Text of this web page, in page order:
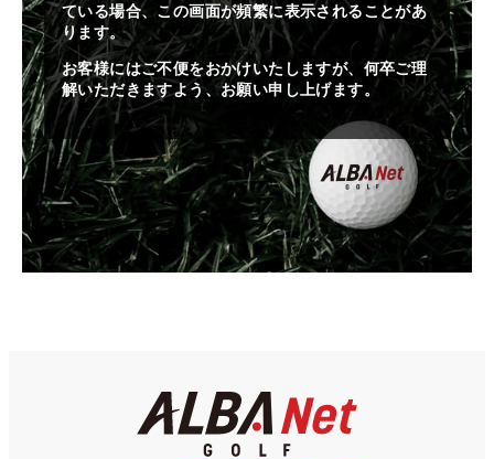
ている場合、この画面が頻繁に表示されることがあ
ります。
お客様にはご不便をおかけいたしますが、何卒ご理
解いただきますよう、お願い申し上げます。